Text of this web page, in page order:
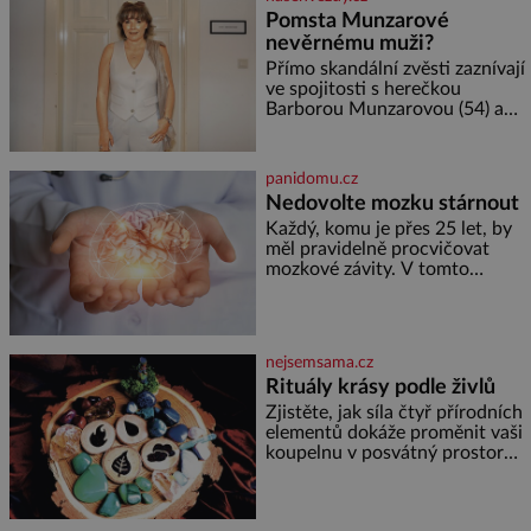
lžičku. Sama o sobě se může
zdát bezvýznamná. Teprve když
se spojí s dalšími desítkami tisíc
příslušnic svého včelstva,
vznikne jeden z
nejdokonalejších organismů
Pomsta Munzarové
nevěrnému muži?
Přímo skandální zvěsti zaznívají
ve spojitosti s herečkou
Barborou Munzarovou (54) a
viděna s jakýmsi sympaťákem, s
nímž se velmi družně, až d
panidomu.cz
Nedovolte mozku stárnout
Každý, komu je přes 25 let, by
měl pravidelně procvičovat
mozkové závity. V tomto
marně v paměti lovíte název
knížky, kterou jste nedávno
přečetli. Je to opravdu tak, s
věkem jako kdyby se paměť
rozhodla stávkovat. Cvičte
nejsemsama.cz
Rituály krásy podle živlů
Zjistěte, jak síla čtyř přírodních
elementů dokáže proměnit vaši
koupelnu v posvátný prostor